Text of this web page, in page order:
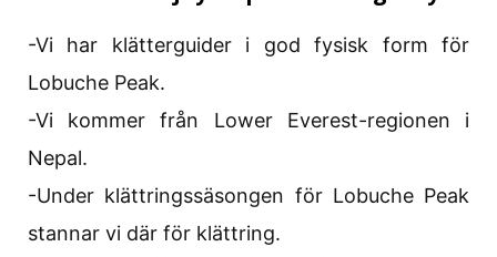
-Vi har klätterguider i god fysisk form för
Lobuche Peak.
-Vi kommer från Lower Everest-regionen i
Nepal.
-Under klättringssäsongen för Lobuche Peak
stannar vi där för klättring.